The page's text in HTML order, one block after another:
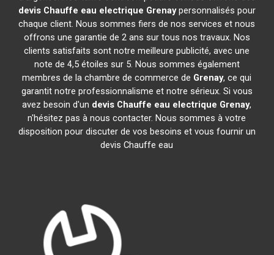
devis Chauffe eau electrique Grenaypersonnalisés pour
chaque client. Nous sommes fiers de nos services et nous
offrons une garantie de 2 ans sur tous nos travaux. Nos
clients satisfaits sont notre meilleure publicité, avec une
note de 4,5 étoiles sur 5. Nous sommes également
membres de la chambre de commerce de Grenay, ce qui
garantit notre professionnalisme et notre sérieux. Si vous
avez besoin d'un devis Chauffe eau electrique Grenay,
n'hésitez pas à nous contacter. Nous sommes à votre
disposition pour discuter de vos besoins et vous fournir un
devis Chauffe eau